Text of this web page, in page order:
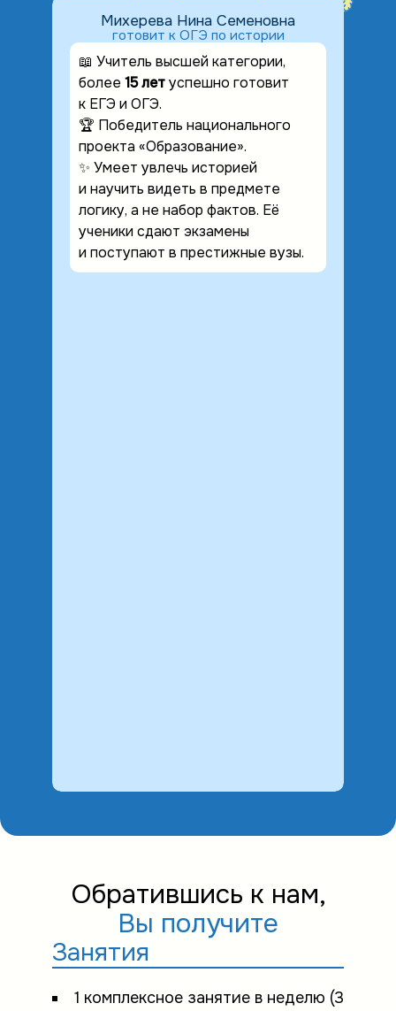
Михерева Нина Семеновна
готовит к ОГЭ по истории
📖 Учитель высшей категории,
более 15 летуспешно готовит
к ЕГЭ и ОГЭ.
🏆 Победитель национального
проекта «Образование».
✨ Умеет увлечь историей
и научить видеть в предмете
логику, а не набор фактов. Её
ученики сдают экзамены
и поступают в престижные вузы.
Обратившись к нам,
Вы получите
Занятия
1 комплексное занятие в неделю (3